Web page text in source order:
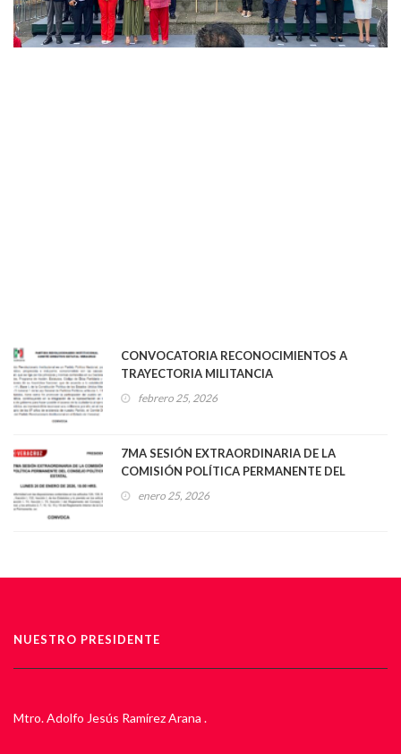
CONVOCATORIA RECONOCIMIENTOS A
TRAYECTORIA MILITANCIA
febrero 25, 2026
7MA SESIÓN EXTRAORDINARIA DE LA
COMISIÓN POLÍTICA PERMANENTE DEL
CONSEJO POLÍTICO ESTATAL
enero 25, 2026
NUESTRO PRESIDENTE
Mtro. Adolfo Jesús Ramírez Arana .